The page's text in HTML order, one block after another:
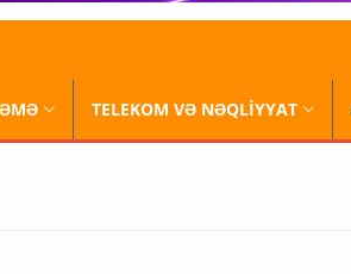
TELEKOM VƏ NƏQLİYYAT